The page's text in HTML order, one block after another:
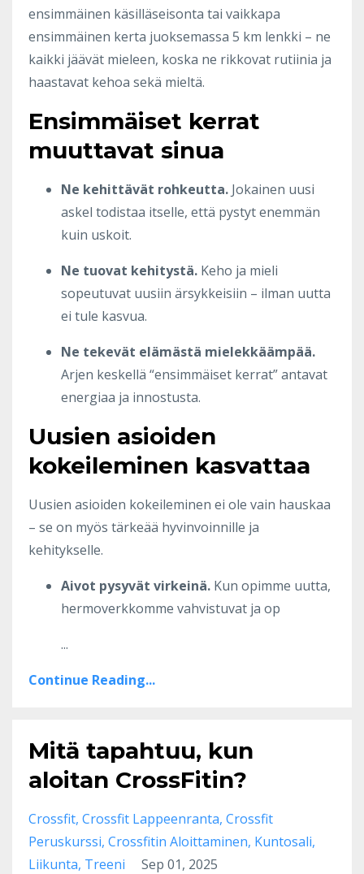
ensimmäinen käsilläseisonta tai vaikkapa
ensimmäinen kerta juoksemassa 5 km lenkki – ne
kaikki jäävät mieleen, koska ne rikkovat rutiinia ja
haastavat kehoa sekä mieltä.
Ensimmäiset kerrat
muuttavat sinua
Ne kehittävät rohkeutta. Jokainen uusi
askel todistaa itselle, että pystyt enemmän
kuin uskoit.
Ne tuovat kehitystä. Keho ja mieli
sopeutuvat uusiin ärsykkeisiin – ilman uutta
ei tule kasvua.
Ne tekevät elämästä mielekkäämpää.
Arjen keskellä “ensimmäiset kerrat” antavat
energiaa ja innostusta.
Uusien asioiden
kokeileminen kasvattaa
Uusien asioiden kokeileminen ei ole vain hauskaa
– se on myös tärkeää hyvinvoinnille ja
kehitykselle.
Aivot pysyvät virkeinä. Kun opimme uutta,
hermoverkkomme vahvistuvat ja op
...
Continue Reading...
Mitä tapahtuu, kun
aloitan CrossFitin?
Crossfit Crossfit Lappeenranta Crossfit
Peruskurssi Crossfitin Aloittaminen Kuntosali
Liikunta Treeni Sep 01, 2025